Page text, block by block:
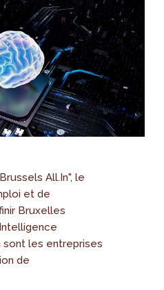
All.In", le
et de
Bruxelles
sont les entreprises
de